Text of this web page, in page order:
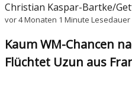
Christian Kaspar-Bartke/
vor 4 Monaten 1 Minute Lesedauer
Kaum WM-Chancen
Flüchtet Uzun aus